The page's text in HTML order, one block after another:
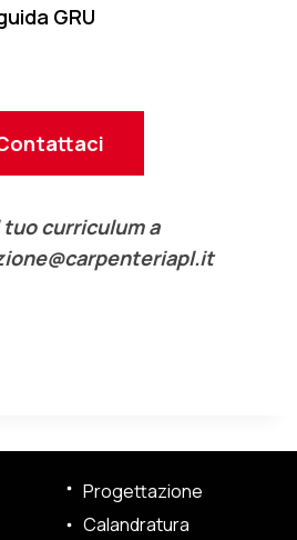
GRU
tuo curriculum a
Progettazione
Calandratura